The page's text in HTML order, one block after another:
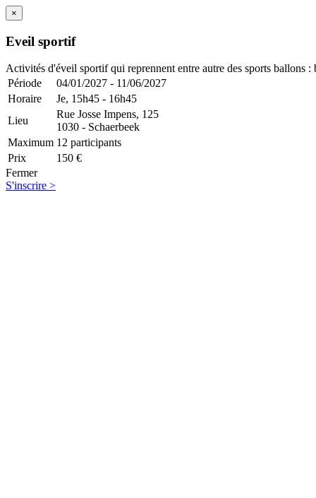
×
Eveil sportif
Activités d'éveil sportif qui reprennent entre autre des sports ballons
Période
04/01/2027 - 11/06/2027
Horaire
Je, 15h45 - 16h45
Lieu
Rue Josse Impens, 125
1030 - Schaerbeek
Maximum 12 participants
Prix
150 €
Fermer
S'inscrire >